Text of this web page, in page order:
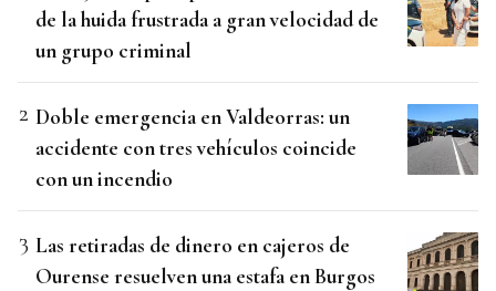
de la huida frustrada a gran velocidad de
un grupo criminal
Doble emergencia en Valdeorras: un
accidente con tres vehículos coincide
con un incendio
Las retiradas de dinero en cajeros de
Ourense resuelven una estafa en Burgos